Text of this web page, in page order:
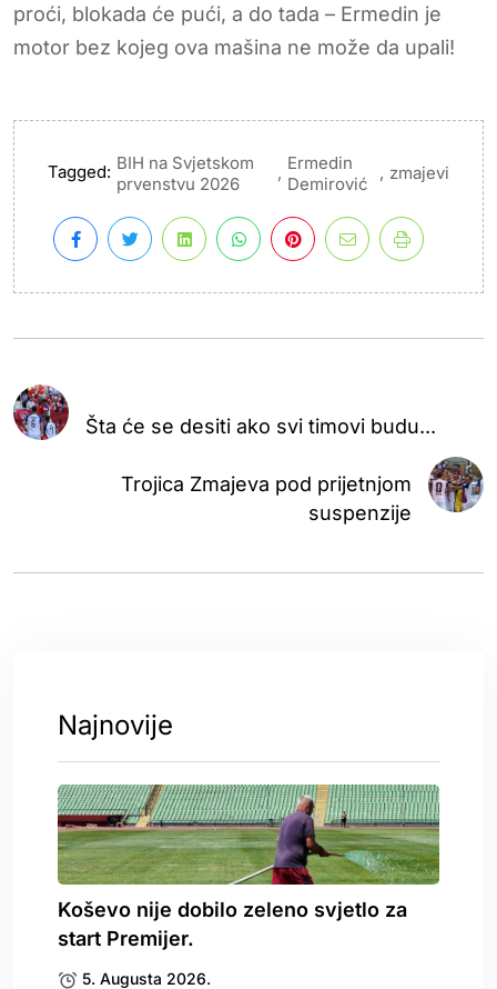
proći, blokada će pući, a do tada – Ermedin je
motor bez kojeg ova mašina ne može da upali!
Tagged: BIH na Svjetskom
prvenstvu 2026
, Ermedin
Demirović
, zmajevi
Šta će se desiti ako svi timovi budu...
Trojica Zmajeva pod prijetnjom
suspenzije
Najnovije
Koševo nije dobilo zeleno svjetlo za
start Premijer.
5. Augusta 2026.